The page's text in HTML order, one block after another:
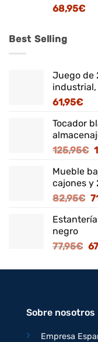
68,95€
Best Selling
Juego de
61,95€
Tocador
125,95€
Mueble
cajones y
82,95€ El
negro
77,95€ El
Sobre nosotros
Empresa